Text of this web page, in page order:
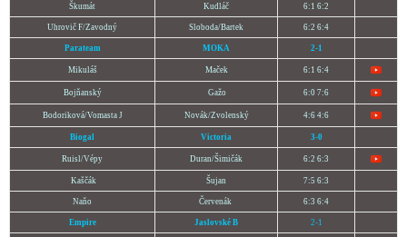
Škumát Kudláč 6:1 6:2
Uhrovič F/Zavodný Sloboda/Bartek 6:2 6:4
Parateam MOKA 2-1
Mikuláš Maček 6:1 6:4
Bojňanský Gažo 6:0 7:6
Bodoriková/Vomasta J Novák/Zvolenský 4:6 4:6
Biogal Victoria 3-0
Ruisl/Vépy Duran/Šimičák 6:2 6:3
Kaščák Šujan 7:5 6:3
Naňo Červenák 6:3 6:4
Empire Jaslovské B 2-1